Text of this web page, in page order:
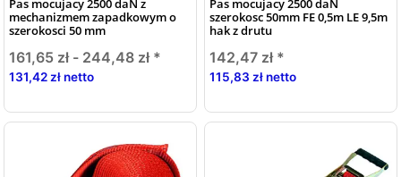
Pas mocujacy 2500 daN z
mechanizmem zapadkowym o
szerokosci 50 mm
161,65 zł - 244,48 zł *
131,42 zł netto
Pas mocujacy 2500 daN
szerokosc 50mm FE 0,5m LE 9,5m
hak z drutu
142,47 zł *
115,83 zł netto